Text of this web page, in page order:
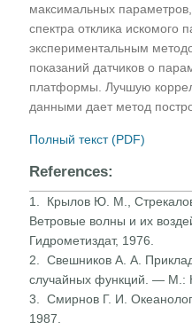
максимальных
спектра отклика искомого
экспериментальным
показаний датчиков о
платформы. Лучшую
данными дает метод
Полный текст (PDF)
References:
1. Крылов Ю. М.,
Ветровые волны и их
Гидрометиздат, 1976.
2. Свешников А. А.
случайных функций. — М.:
3. Смирнов Г. И.
1987.